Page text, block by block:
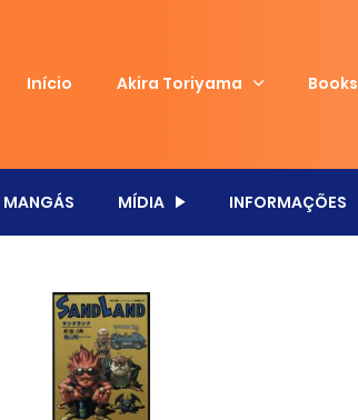
Início Akira Toriyama Books
MANGÁS MÍDIA INFORMAÇÕES